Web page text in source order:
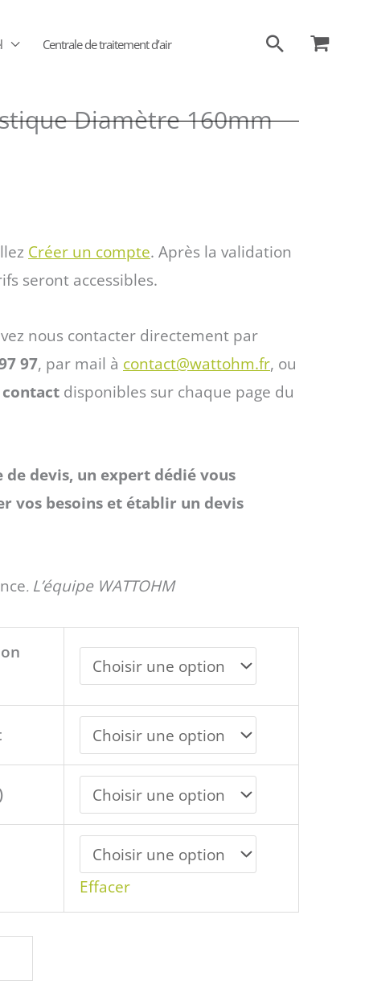
Centrale de traitement d’air
Diamètre 160mm
Créer un compte. Après la validation
seront accessibles.
nous contacter directement par
97, par mail à contact@wattohm.fr, ou
disponibles sur chaque page du
devis, un expert dédié vous
vos besoins et établir un devis
. L’équipe WATTOHM
Effacer